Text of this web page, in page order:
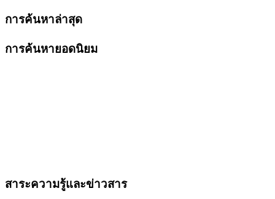
การค้นหาล่าสุด
การค้นหายอดนิยม
สาระความรู้และข่าวสาร